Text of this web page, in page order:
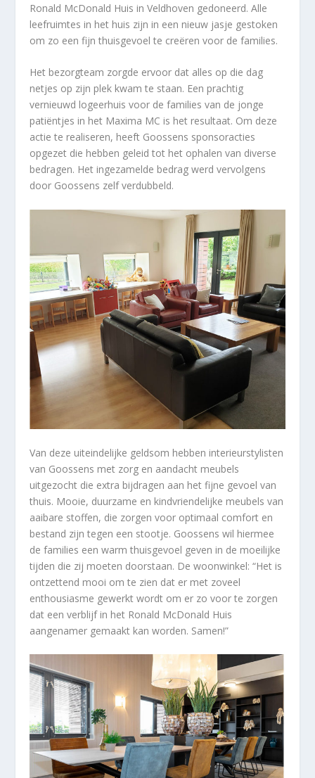
Ronald McDonald Huis in Veldhoven gedoneerd. Alle
leefruimtes in het huis zijn in een nieuw jasje gestoken
om zo een fijn thuisgevoel te creëren voor de families.
Het bezorgteam zorgde ervoor dat alles op die dag
netjes op zijn plek kwam te staan. Een prachtig
vernieuwd logeerhuis voor de families van de jonge
patiëntjes in het Maxima MC is het resultaat. Om deze
actie te realiseren, heeft Goossens sponsoracties
opgezet die hebben geleid tot het ophalen van diverse
bedragen. Het ingezamelde bedrag werd vervolgens
door Goossens zelf verdubbeld.
Van deze uiteindelijke geldsom hebben interieurstylisten
van Goossens met zorg en aandacht meubels
uitgezocht die extra bijdragen aan het fijne gevoel van
thuis. Mooie, duurzame en kindvriendelijke meubels van
aaibare stoffen, die zorgen voor optimaal comfort en
bestand zijn tegen een stootje. Goossens wil hiermee
de families een warm thuisgevoel geven in de moeilijke
tijden die zij moeten doorstaan. De woonwinkel: “Het is
ontzettend mooi om te zien dat er met zoveel
enthousiasme gewerkt wordt om er zo voor te zorgen
dat een verblijf in het Ronald McDonald Huis
aangenamer gemaakt kan worden. Samen!”